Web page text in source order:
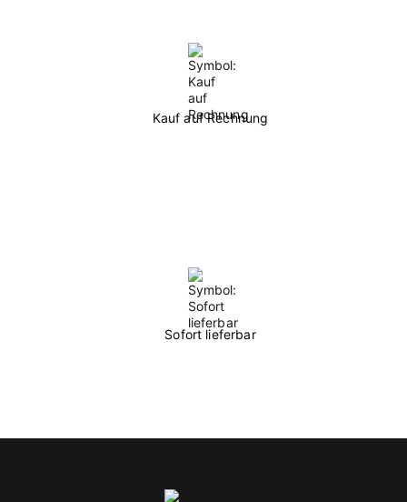
Kauf auf Rechnung
Sofort lieferbar